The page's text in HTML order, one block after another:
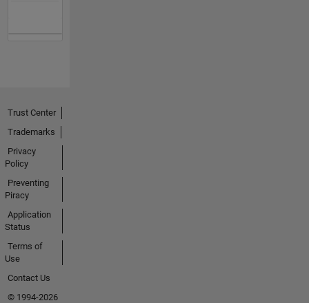
Trust Center
Trademarks
Privacy
Policy
Preventing
Piracy
Application
Status
Terms of
Use
Contact Us
© 1994-2026